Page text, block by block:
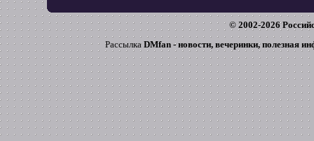
© 2002-2026
Рассылка DMfan - новости, вечеринки, полезная